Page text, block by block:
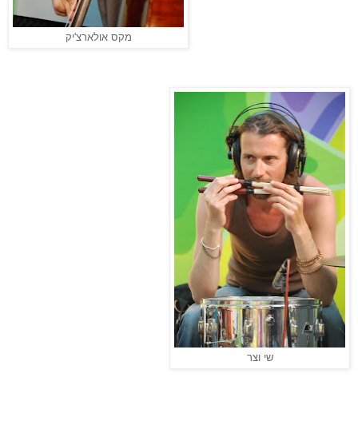
מקס אולארצ'יק
שי וצר